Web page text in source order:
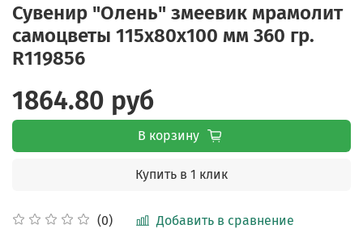
Сувенир "Олень" змеевик мрамолит
самоцветы 115х80х100 мм 360 гр.
R119856
(0) Добавить в сравнение
1864.80 руб
В корзину
Купить в 1 клик